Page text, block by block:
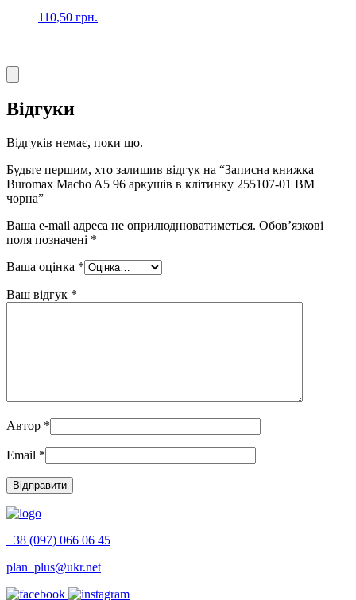
110,50 грн.
Відгуки
Відгуків немає, поки що.
Будьте першим, хто залишив відгук на “Записна книжка
Buromax Macho A5 96 аркушів в клітинку 255107-01 BM
чорна”
Ваша e-mail адреса не оприлюднюватиметься. Обов’язкові
поля позначені *
Ваша оцінка *
Ваш відгук *
Автор *
Email *
+38 (097) 066 06 45
plan_plus@ukr.net